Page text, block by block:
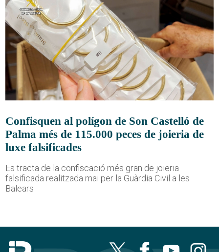
Confisquen al polígon de Son Castelló de
Palma més de 115.000 peces de joieria de
luxe falsificades
Es tracta de la confiscació més gran de joieria
falsificada realitzada mai per la Guàrdia Civil a les
Balears